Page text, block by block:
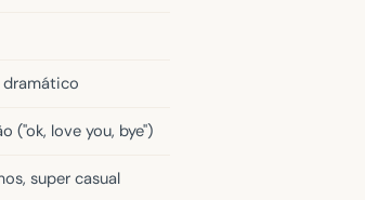
dramático
("ok, love you, bye")
super casual